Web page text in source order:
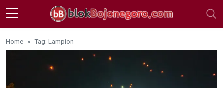
Skip to main content
Home Tag: Lampion